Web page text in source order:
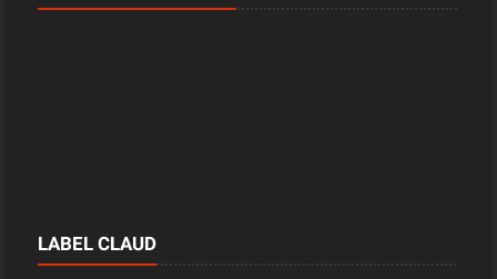
LABEL CLAUD